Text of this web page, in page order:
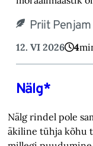
Priit Penjam
12. VI 2026 4
Nälg*
Nälg rindel pole
äkiline tühja kõhu